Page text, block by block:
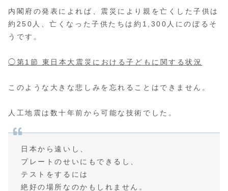
内閣府の発表によれば、震災により親を亡くした子供は
約250人、亡くなった子供たちは約1,300人にのぼるそ
うです。
◯第1節 東日本大震災における子どもに関する状況
このような大きな悲しみを忘れることはできません。
人工地震は数十年前から可能な技術でした。
日本から遠いし、
プレートのせいにもできるし、
テストをするには
絶好の場所なのかもしれません。